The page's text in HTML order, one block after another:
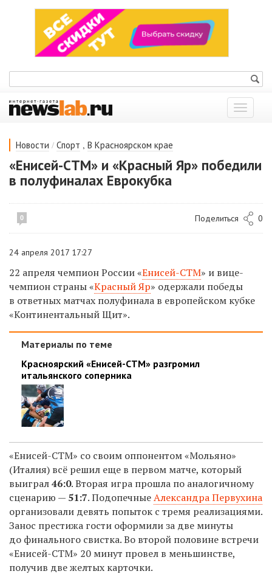
Показать
меню
Новости / Спорт , В Красноярском крае
«Енисей-СТМ» и «Красный Яр» победили
в полуфиналах Еврокубка
0 Поделиться 0
24 апреля 2017 17:27
22 апреля чемпион России «Енисей-СТМ» и вице-
чемпион страны «Красный Яр» одержали победы
в ответных матчах полуфинала в европейском кубке
«Континентальный Щит».
Материалы по теме
Красноярский «Енисей-СТМ» разгромил
итальянского соперника
«Енисей-СТМ» со своим оппонентом «Мольяно»
(Италия) всё решил еще в первом матче, который
выиграл46:0. Вторая игра прошла по аналогичному
сценарию — 51:7. ПодопечныеАлександра Первухина
организовали девять попыток с тремя реализациями.
Занос престижа гости оформили за две минуты
до финального свистка. Во второй половине встречи
«Енисей-СТМ» 20 минут провел в меньшинстве,
получив две желтых карточки.